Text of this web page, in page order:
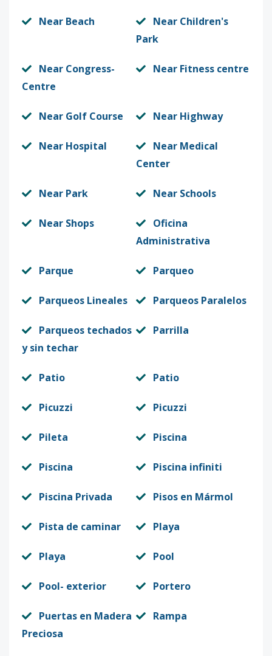
Near Beach
Near Children's
Park
Near Congress-
Centre
Near Fitness centre
Near Golf Course Near Highway
Near Hospital
Near Medical
Center
Near Park Near Schools
Near Shops
Oficina
Administrativa
Parque Parqueo
Parqueos Lineales Parqueos Paralelos
Parqueos techados
y sin techar
Parrilla
Patio Patio
Picuzzi Picuzzi
Pileta Piscina
Piscina Piscina infiniti
Piscina Privada Pisos en Mármol
Pista de caminar Playa
Playa Pool
Pool- exterior Portero
Puertas en Madera
Preciosa
Rampa